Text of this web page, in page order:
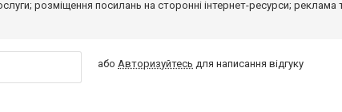
розміщення посилань на сторонні інтернет-ресурси; реклама
або Авторизуйтесь для написання відгуку